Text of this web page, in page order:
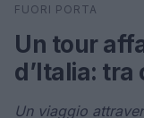
Cerca
FUORI PORTA
Un tour
d’Italia:
Un viaggio